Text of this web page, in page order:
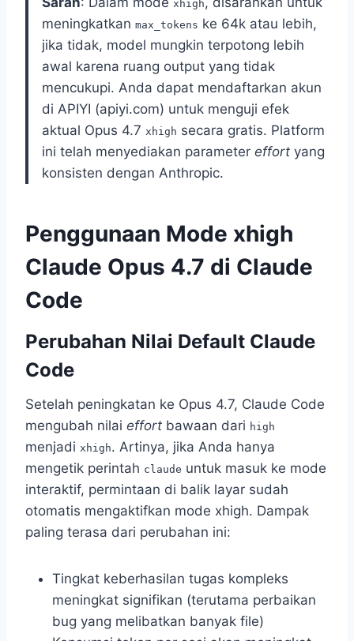
xhigh
meningkatkan max_tokens ke 64k atau lebih,
jika tidak, model mungkin terpotong lebih
awal karena ruang output yang tidak
mencukupi. Anda dapat mendaftarkan akun
di APIYI (apiyi.com) untuk menguji efek
aktual Opus 4.7 xhigh secara gratis. Platform
ini telah menyediakan parameter effort yang
konsisten dengan Anthropic.
Penggunaan Mode xhigh
Claude Opus 4.7 di Claude
Code
Perubahan Nilai Default Claude
Code
Setelah peningkatan ke Opus 4.7, Claude Code
mengubah nilai effort bawaan dari high
menjadi xhigh. Artinya, jika Anda hanya
mengetik perintah claude untuk masuk ke mode
interaktif, permintaan di balik layar sudah
otomatis mengaktifkan mode xhigh. Dampak
paling terasa dari perubahan ini:
Tingkat keberhasilan tugas kompleks
meningkat signifikan (terutama perbaikan
bug yang melibatkan banyak file)